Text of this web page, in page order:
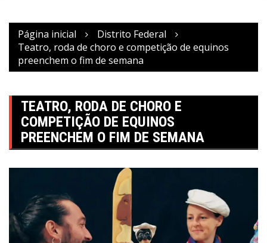
Página inicial
Distrito Federal
Teatro, roda de choro e competição de equinos
preenchem o fim de semana
TEATRO, RODA DE CHORO E
COMPETIÇÃO DE EQUINOS
PREENCHEM O FIM DE SEMANA